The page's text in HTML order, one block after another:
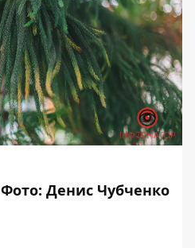
Фото: Денис Чубченко